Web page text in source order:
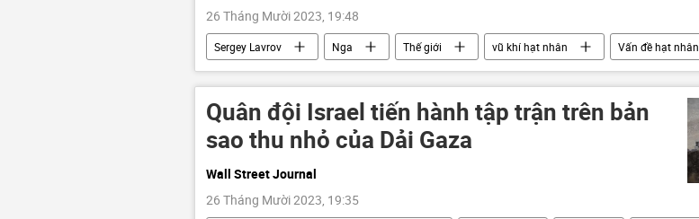
26 Tháng Mười 2023, 19:48
Sergey Lavrov Nga Thế giới vũ khí hạt nhân
Vấn đề hạt nhân
an ninh quốc phòng
hiệp ước START-3 Hoa Kỳ
Quân đội Israel tiến hành tập trận trên bản
sao thu nhỏ của Dải Gaza
Wall Street Journal
26 Tháng Mười 2023, 19:35